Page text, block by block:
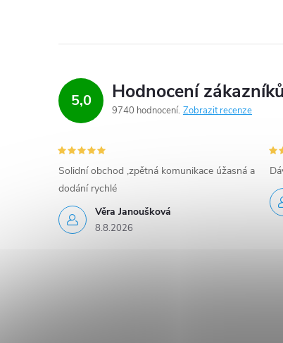
5,0 Hodnocení zákazníků
9740 hodnocení Zobrazit recenze
Věra Janoušková
8.8.2026
Solidní obchod ,zpětná komunikace úžasná a
dodání rychlé